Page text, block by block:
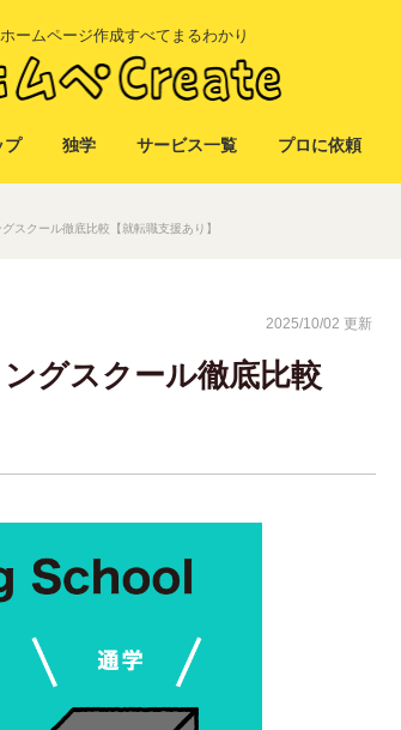
ホームページ作成すべてまるわかり
プ 独学 サービス一覧 プロに依頼
スクール徹底比較【就転職支援あり】
2025/10/02 更新
グスクール徹底比較